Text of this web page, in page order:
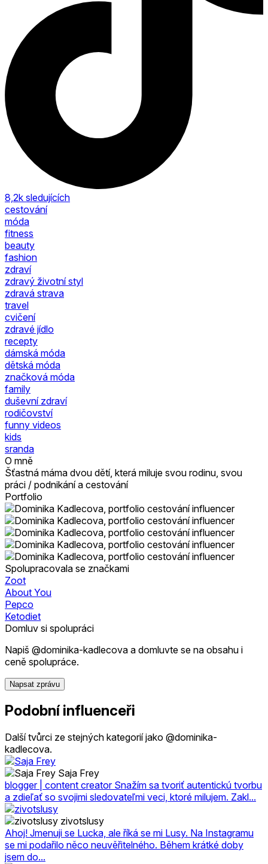
8,2k sledujících
cestování
móda
fitness
beauty
fashion
zdraví
zdravý životní styl
zdravá strava
travel
cvičení
zdravé jídlo
recepty
dámská móda
dětská móda
značková móda
family
duševní zdraví
rodičovství
funny videos
kids
sranda
O mně
Šťastná máma dvou dětí, která miluje svou rodinu, svou
práci / podnikání a cestování
Portfolio
Spolupracovala se značkami
Zoot
About You
Pepco
Ketodiet
Domluv si spolupráci
Napiš @dominika-kadlecova a domluvte se na obsahu i
ceně spolupráce.
Napsat zprávu
Podobní influenceři
Další tvůrci ze stejných kategorií jako @dominika-
kadlecova.
Saja Frey
blogger | content creator Snažím sa tvoriť autentickú tvorbu
a zdieľať so svojimi sledovateľmi veci, ktoré milujem. Zakl...
zivotslusy
Ahoj! Jmenuji se Lucka, ale říká se mi Lusy. Na Instagramu
se mi podařilo něco neuvěřitelného. Během krátké doby
jsem do...